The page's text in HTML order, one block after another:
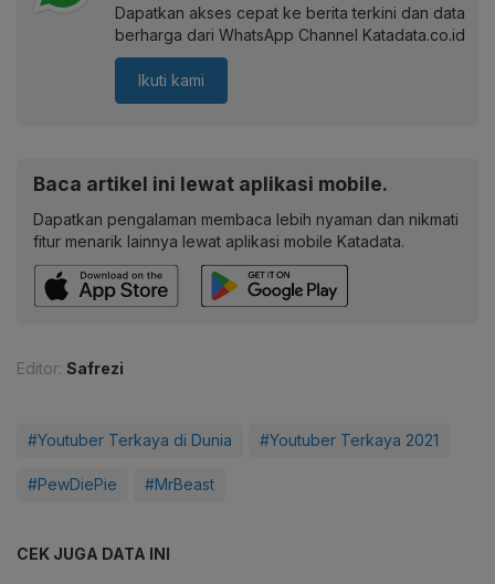
Dapatkan akses cepat ke berita terkini dan data
berharga dari WhatsApp Channel Katadata.co.id
Ikuti kami
Baca artikel ini lewat aplikasi mobile.
Dapatkan pengalaman membaca lebih nyaman dan nikmati
fitur menarik lainnya lewat aplikasi mobile Katadata.
Editor: Safrezi
#Youtuber Terkaya di Dunia #Youtuber Terkaya 2021
#PewDiePie #MrBeast
CEK JUGA DATA INI